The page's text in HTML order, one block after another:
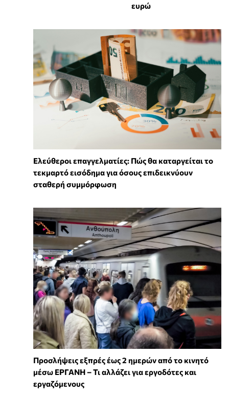
ευρώ
Ελεύθεροι επαγγελματίες: Πώς θα καταργείται το
τεκμαρτό εισόδημα για όσους επιδεικνύουν
σταθερή συμμόρφωση
Προσλήψεις εξπρές έως 2 ημερών από το κινητό
μέσω ΕΡΓΑΝΗ – Τι αλλάζει για εργοδότες και
εργαζόμενους